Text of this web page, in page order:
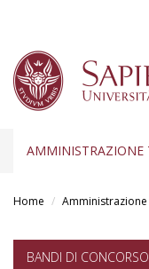
AMMINISTRAZIONE
Home
BANDI DI CONCORSO